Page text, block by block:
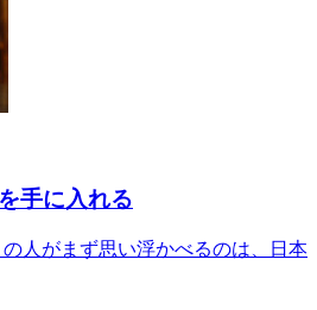
手に入れる
人がまず思い浮かべるのは、日本